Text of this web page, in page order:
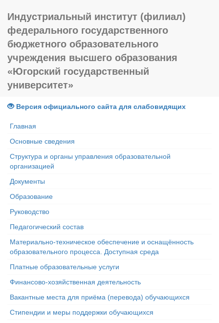
Индустриальный институт (филиал)
федерального государственного
бюджетного образовательного
учреждения высшего образования
«Югорский государственный
университет»
Версия официального сайта для слабовидящих
Главная
Основные сведения
Структура и органы управления образовательной
организацией
Документы
Образование
Руководство
Педагогический состав
Материально-техническое обеспечение и оснащённость
образовательного процесса. Доступная среда
Платные образовательные услуги
Финансово-хозяйственная деятельность
Вакантные места для приёма (перевода) обучающихся
Стипендии и меры поддержки обучающихся